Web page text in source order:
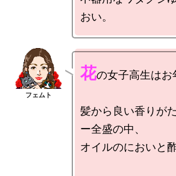
花の女子高生はお
髪から良い香りが
ー全盛の中、
オイルのにおいと